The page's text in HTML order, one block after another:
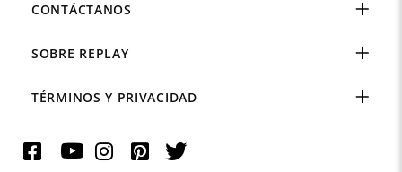
CONTÁCTANOS
SOBRE REPLAY
TÉRMINOS Y PRIVACIDAD